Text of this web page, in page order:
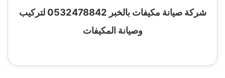
شركة صيانة مكيفات بالخبر 0532478842 لتركيب
وصيانة المكيفات